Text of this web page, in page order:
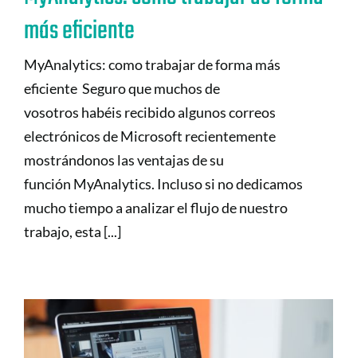
más eficiente
MyAnalytics: como trabajar de forma más
eficiente Seguro que muchos de
vosotros habéis recibido algunos correos
electrónicos de Microsoft recientemente
mostrándonos las ventajas de su
función MyAnalytics. Incluso si no dedicamos
mucho tiempo a analizar el flujo de nuestro
trabajo, esta [...]